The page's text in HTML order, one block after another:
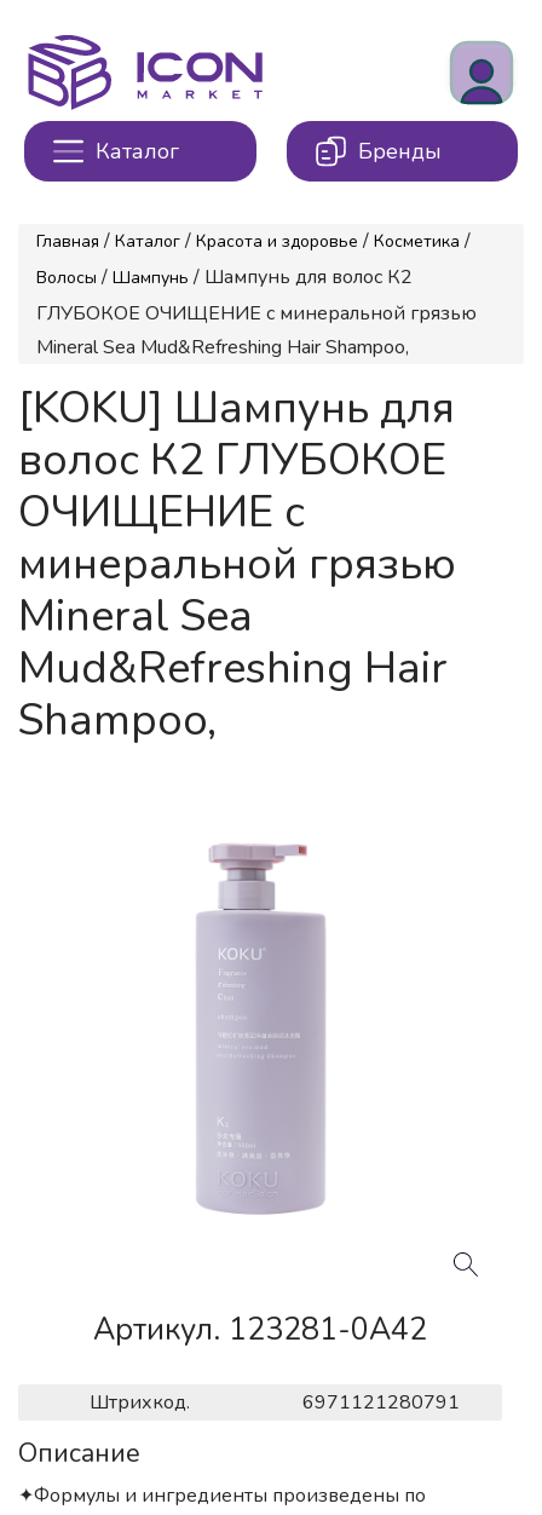
Каталог Бренды
Главная / Каталог / Красота и здоровье / Косметика /
Волосы / Шампунь / Шампунь для волос К2
ГЛУБОКОЕ ОЧИЩЕНИЕ с минеральной грязью
Mineral Sea Mud&Refreshing Hair Shampoo,
[KOKU] Шампунь для
волос К2 ГЛУБОКОЕ
ОЧИЩЕНИЕ с
минеральной грязью
Mineral Sea
Mud&Refreshing Hair
Shampoo,
Артикул. 123281-0A42
Штрихкод. 6971121280791
Описание
✦Формулы и ингредиенты произведены по